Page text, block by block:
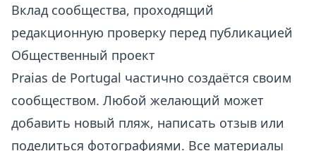
Вклад сообщества, проходящий
редакционную проверку перед публикацией
Общественный проект
Praias de Portugal частично создаётся своим
сообществом. Любой желающий может
добавить новый пляж, написать отзыв или
поделиться фотографиями. Все материалы